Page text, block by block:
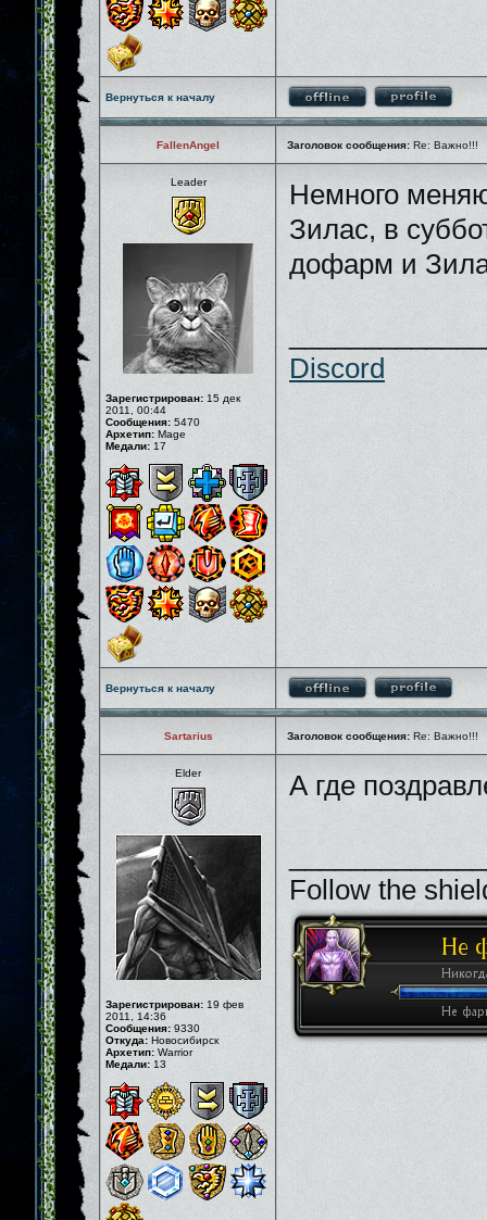
Вернуться к началу
FallenAngel Заголовок сообщения: Re: Важно!!!
Leader
Зарегистрирован: 15 дек
2011, 00:44
Сообщения: 5470
Архетип: Mage
Медали: 17
Немного
Зилас, в
дофарм и
Discord
Вернуться к началу
Sartarius Заголовок сообщения: Re: Важно!!!
Elder
Зарегистрирован: 19 фев
2011, 14:36
Сообщения: 9330
Откуда: Новосибирск
Архетип: Warrior
Медали: 13
А где
Follow the